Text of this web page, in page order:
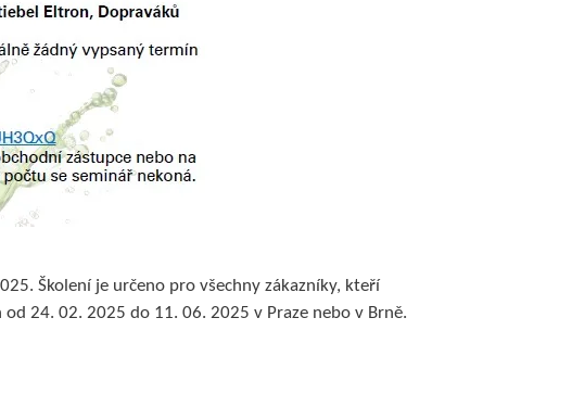
Školení je určeno pro všechny zákazníky, kteří
24. 02. 2025 do 11. 06. 2025 v Praze nebo v Brně.